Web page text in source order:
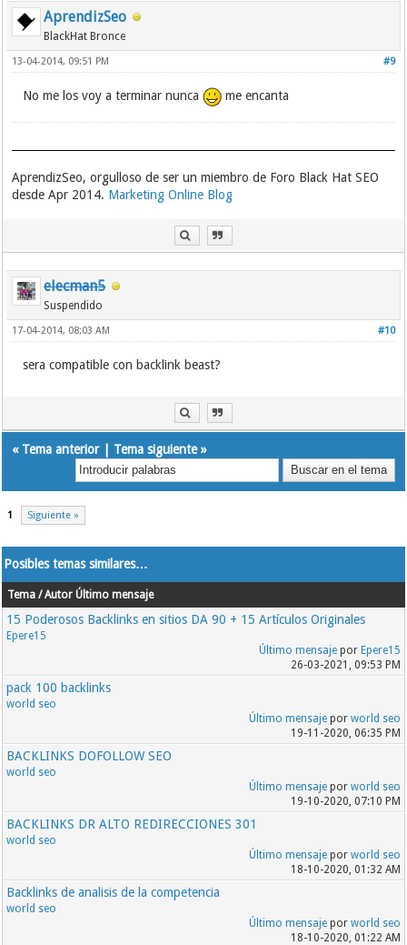
AprendizSeo
BlackHat Bronce
#9
13-04-2014, 09:51 PM
No me los voy a terminar nunca me encanta
AprendizSeo, orgulloso de ser un miembro de Foro Black Hat SEO
desde Apr 2014. Marketing Online Blog
elecman5
Suspendido
#10
17-04-2014, 08:03 AM
sera compatible con backlink beast?
« Tema anterior| Tema siguiente»
1 Siguiente »
Posibles temas similares…
Tema / Autor Último mensaje
15 Poderosos Backlinks en sitios DA 90 + 15 Artículos Originales
Epere15
Último mensajepor Epere15
26-03-2021, 09:53 PM
pack 100 backlinks
world seo
Último mensajepor world seo
19-11-2020, 06:35 PM
BACKLINKS DOFOLLOW SEO
world seo
Último mensajepor world seo
19-10-2020, 07:10 PM
BACKLINKS DR ALTO REDIRECCIONES 301
world seo
Último mensajepor world seo
18-10-2020, 01:32 AM
Backlinks de analisis de la competencia
world seo
Último mensajepor world seo
18-10-2020, 01:22 AM